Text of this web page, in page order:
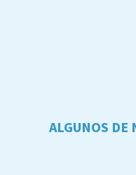
ALGUNOS DE